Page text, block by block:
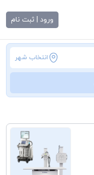
ورود | ثبت نام
انتخاب شهر